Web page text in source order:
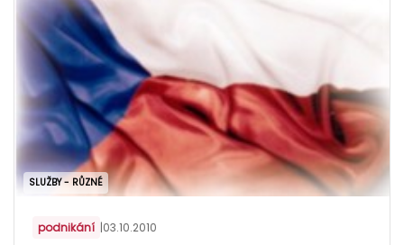
SLUŽBY - RŮZNÉ
podnikání |03.10.2010